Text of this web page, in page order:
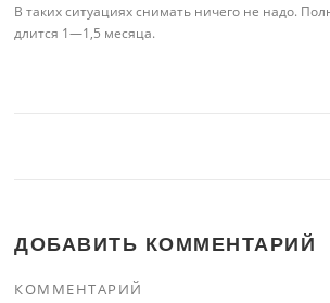
В таких ситуациях снимать ничего не надо.
длится 1—1,5 месяца.
ДОБАВИТЬ КОММЕНТАРИЙ
КОММЕНТАРИЙ